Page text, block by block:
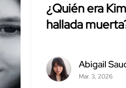
¿Quién era
hallada
Abigail
Mar. 3, 2026